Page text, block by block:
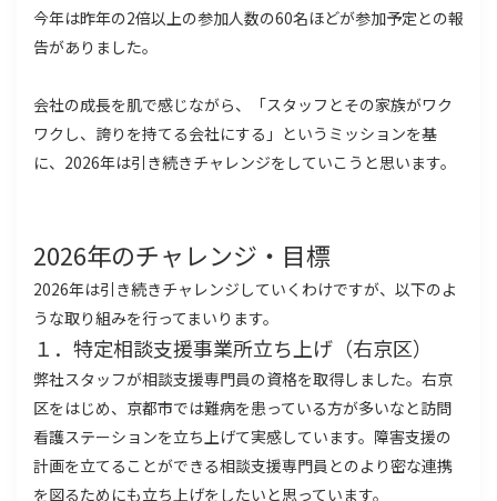
今年は昨年の2倍以上の参加人数の60名ほどが参加予定との報
告がありました。
会社の成長を肌で感じながら、「スタッフとその家族がワク
ワクし、誇りを持てる会社にする」というミッションを基
に、2026年は引き続きチャレンジをしていこうと思います。
2026年のチャレンジ・目標
2026年は引き続きチャレンジしていくわけですが、以下のよ
うな取り組みを行ってまいります。
１．特定相談支援事業所立ち上げ（右京区）
弊社スタッフが相談支援専門員の資格を取得しました。右京
区をはじめ、京都市では難病を患っている方が多いなと訪問
看護ステーションを立ち上げて実感しています。障害支援の
計画を立てることができる相談支援専門員とのより密な連携
を図るためにも立ち上げをしたいと思っています。